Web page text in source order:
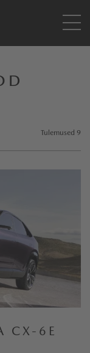
Tulemused 9
CX-6E